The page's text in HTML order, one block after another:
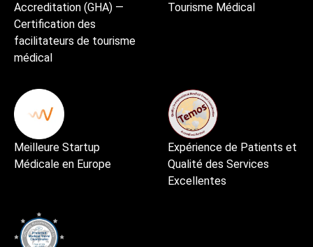
Accreditation (GHA) —
Certification des
facilitateurs de tourisme
médical
Tourisme Médical
Meilleure Startup
Médicale en Europe
Expérience de Patients et
Qualité des Services
Excellentes